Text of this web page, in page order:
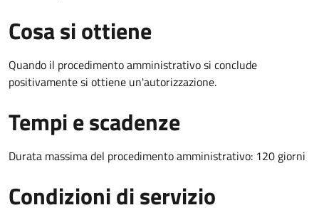
Cosa si ottiene
Quando il procedimento amministrativo si conclude
positivamente si ottiene un'autorizzazione.
Tempi e scadenze
Durata massima del procedimento amministrativo: 120 giorni
Condizioni di servizio